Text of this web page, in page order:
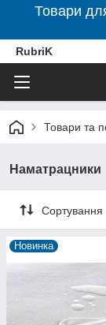
Товари
RubriK
Товари та
Наматрацники
Сортування
Новинка